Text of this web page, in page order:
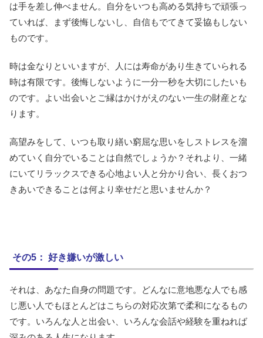
は手を差し伸べません。自分をいつも高める気持ちで頑張っ
ていれば、まず後悔しないし、自信もでてきて妥協もしない
ものです。
時は金なりといいますが、人には寿命があり生きていられる
時は有限です。後悔しないように一分一秒を大切にしたいも
のです。よい出会いとご縁はかけがえのない一生の財産とな
ります。
高望みをして、いつも取り繕い窮屈な思いをしストレスを溜
めていく自分でいることは自然でしょうか？それより、一緒
にいてリラックスできる心地よい人と分かり合い、長くおつ
きあいできることは何より幸せだと思いませんか？
その5： 好き嫌いが激しい
それは、あなた自身の問題です。どんなに意地悪な人でも感
じ悪い人でもほとんどはこちらの対応次第で柔和になるもの
です。いろんな人と出会い、いろんな会話や経験を重ねれば